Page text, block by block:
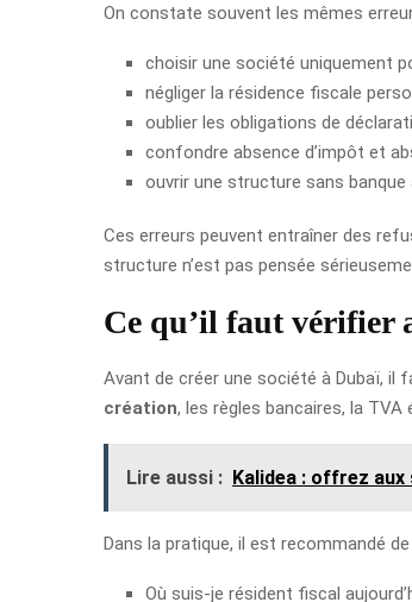
On constate souvent les mêmes
choisir une société uniquement
négliger la résidence fiscale
oublier les obligations de
confondre absence d’impôt et
ouvrir une structure sans
Ces erreurs peuvent entraîner des
structure n’est pas pensée
Ce qu’il faut vérifier
Avant de créer une société à Dubaï, il
création, les règles bancaires, la
Lire aussi : Kalidea : offrez
Dans la pratique, il est recommandé
Où suis-je résident fiscal